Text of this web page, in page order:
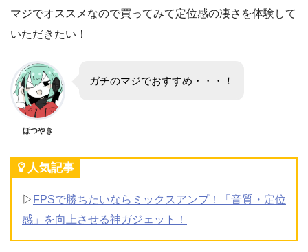
マジでオススメなので買ってみて定位感の凄さを体験して
いただきたい！
ほつやき
ガチのマジでおすすめ・・・！
人気記事
▷ FPSで勝ちたいならミックスアンプ！「音質・定位
感」を向上させる神ガジェット！